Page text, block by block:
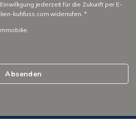
jederzeit für die Zukunft per E-
kuhfuss.com widerrufen. *
Absenden